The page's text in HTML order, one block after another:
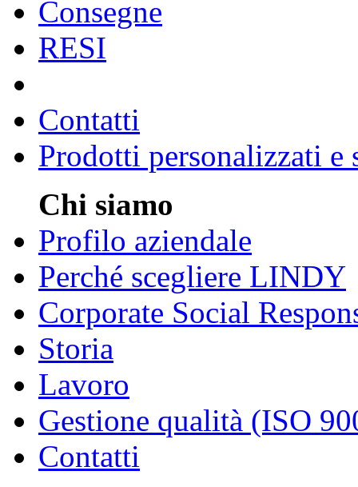
Consegne
RESI
Contatti
Prodotti personalizzati e
Chi siamo
Profilo aziendale
Perché scegliere LINDY
Corporate Social
Storia
Lavoro
Gestione qualità (ISO
Contatti